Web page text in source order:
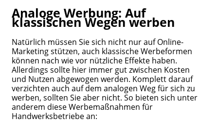
Analoge Werbung: Auf
klassischen Wegen werben
Natürlich müssen Sie sich nicht nur auf Online-
Marketing stützen, auch klassische Werbeformen
können nach wie vor nützliche Effekte haben.
Allerdings sollte hier immer gut zwischen Kosten
und Nutzen abgewogen werden. Komplett darauf
verzichten auch auf dem analogen Weg für sich zu
werben, sollten Sie aber nicht. So bieten sich unter
anderem diese Werbemaßnahmen für
Handwerksbetriebe an: